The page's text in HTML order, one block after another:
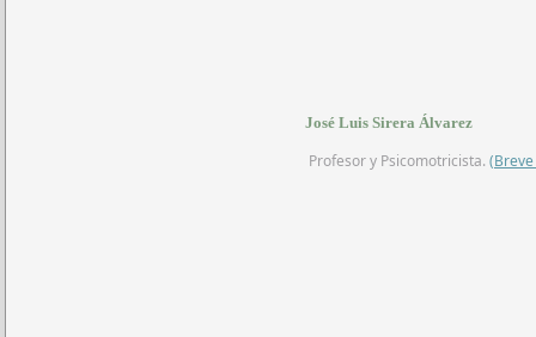
José Luis Sirera Álvarez
Profesor y Psicomotricista.